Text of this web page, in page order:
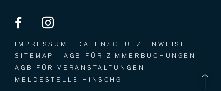
Besuchen Sie uns auf Facebook
Besuchen Sie uns auf Instagram
IMPRESSUM
DATENSCHUTZHINWEISE
SITEMAP
AGB FÜR ZIMMERBUCHUNGEN
AGB FÜR VERANSTALTUNGEN
MELDESTELLE HINSCHG